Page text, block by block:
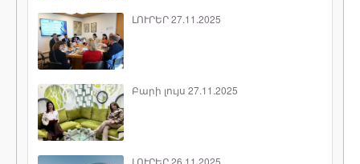
ԼՈՒՐԵՐ 27.11.2025
Բարի լույս 27.11.2025
ԼՈՒՐԵՐ 26.11.2025